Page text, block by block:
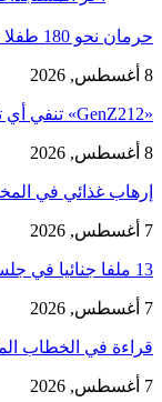
حرمان نحو 180 طفلا من التغذية يشعل احتجاجا أمام مديرية…
8 أغسطس, 2026
«GenZ212» تنفي أي تنسيق لاحتجاجات وتدعو إلى الحذر من الأخبار…
8 أغسطس, 2026
إرهاب غذائي في
7 أغسطس, 2026
13 ملفا جنائيا في جلسة واحدة بالعيون.. جدل حول حق الدفاع…
7 أغسطس, 2026
قراءة في الخطاب
7 أغسطس, 2026